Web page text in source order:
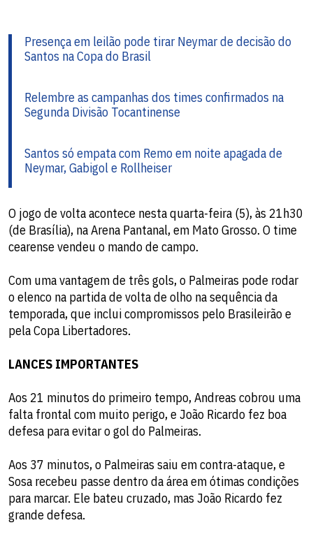
Presença em leilão pode tirar Neymar de decisão do
Santos na Copa do Brasil
Relembre as campanhas dos times confirmados na
Segunda Divisão Tocantinense
Santos só empata com Remo em noite apagada de
Neymar, Gabigol e Rollheiser
O jogo de volta acontece nesta quarta-feira (5), às 21h30
(de Brasília), na Arena Pantanal, em Mato Grosso. O time
cearense vendeu o mando de campo.
Com uma vantagem de três gols, o Palmeiras pode rodar
o elenco na partida de volta de olho na sequência da
temporada, que inclui compromissos pelo Brasileirão e
pela Copa Libertadores.
LANCES IMPORTANTES
Aos 21 minutos do primeiro tempo, Andreas cobrou uma
falta frontal com muito perigo, e João Ricardo fez boa
defesa para evitar o gol do Palmeiras.
Aos 37 minutos, o Palmeiras saiu em contra-ataque, e
Sosa recebeu passe dentro da área em ótimas condições
para marcar. Ele bateu cruzado, mas João Ricardo fez
grande defesa.